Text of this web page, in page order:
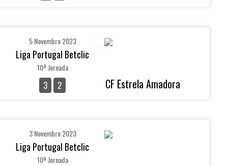
5 Novembro 2023
Liga Portugal Betclic
10ª Jornada
3 2 CF Estrela Amadora
3 Novembro 2023
Liga Portugal Betclic
10ª Jornada